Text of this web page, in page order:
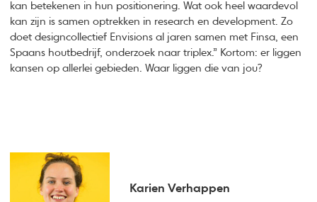
kan betekenen in hun positionering. Wat ook heel waardevol
kan zijn is samen optrekken in research en development. Zo
doet designcollectief Envisions al jaren samen met Finsa, een
Spaans houtbedrijf, onderzoek naar triplex.” Kortom: er liggen
kansen op allerlei gebieden. Waar liggen die van jou?
Karien Verhappen